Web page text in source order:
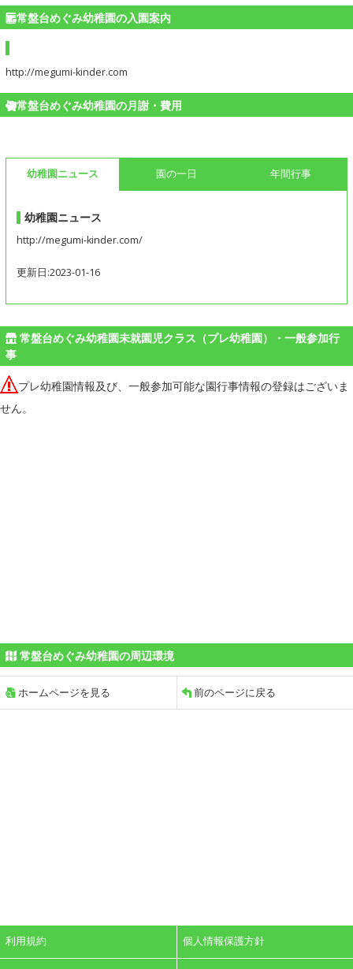
常盤台めぐみ幼稚園の入園案内
http://megumi-kinder.com
常盤台めぐみ幼稚園の月謝・費用
幼稚園ニュース 園の一日 年間行事
幼稚園ニュース
http://megumi-kinder.com/
更新日:2023-01-16
常盤台めぐみ幼稚園未就園児クラス（プレ幼稚園）・一般参加行
事
プレ幼稚園情報及び、一般参加可能な園行事情報の登録はございま
せん。
常盤台めぐみ幼稚園の周辺環境
ホームページを見る 前のページに戻る
利用規約 個人情報保護方針